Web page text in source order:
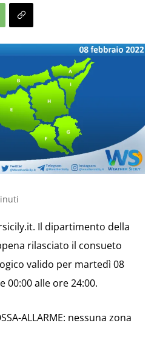
Il dipartimento della
rilasciato il consueto
valido per martedì 08
00:00 alle ore 24:00.
ALLARME: nessuna zona